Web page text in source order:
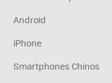
Android
iPhone
Smartphones Chinos